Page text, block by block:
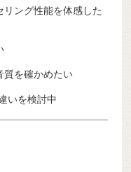
ング性能を体感した
質を確かめたい
いを検討中